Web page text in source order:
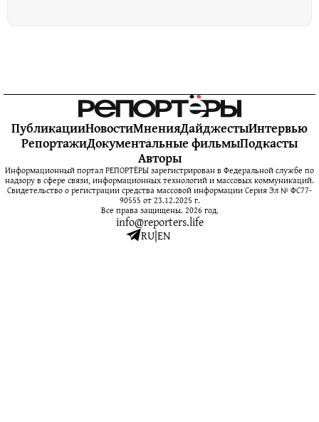
ПубликацииНовостиМненияДайджестыИнтервью
РепортажиДокументальные фильмыПодкасты
Авторы
Информационный портал РЕПОРТЁРЫ зарегистрирован в Федеральной службе по
надзору в сфере связи, информационных технологий и массовых коммуникаций.
Свидетельство о регистрации средства массовой информации Серия Эл № ФС77-
90555 от 23.12.2025 г.
Все права защищены. 2026 год.
info@reporters.life
RU|EN